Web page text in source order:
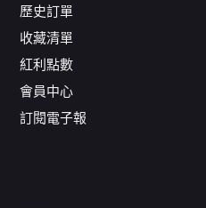
歷史訂單
收藏清單
紅利點數
會員中心
訂閱電子報